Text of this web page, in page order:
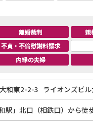
離婚裁判
親
不貞・不倫慰謝料請求
内縁の夫婦
和東2-2-3 ライオンズビ
駅」北口（相鉄口）から徒